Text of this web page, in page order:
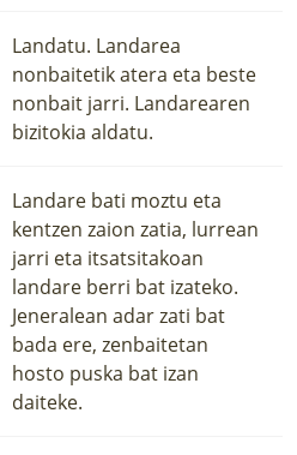
Landatu. Landarea
nonbaitetik atera eta beste
nonbait jarri. Landarearen
bizitokia aldatu.
Landare bati moztu eta
kentzen zaion zatia, lurrean
jarri eta itsatsitakoan
landare berri bat izateko.
Jeneralean adar zati bat
bada ere, zenbaitetan
hosto puska bat izan
daiteke.